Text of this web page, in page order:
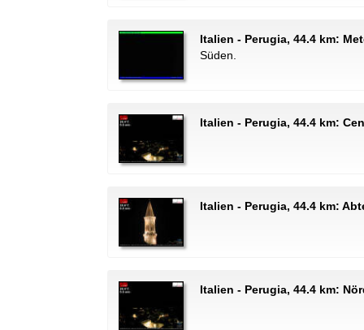
Italien - Perugia, 44.4 km:
Süden.
Italien - Perugia, 44.4 km:
Italien - Perugia, 44.4 km:
Italien - Perugia, 44.4 km: